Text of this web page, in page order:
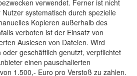
verwendet. Ferner ist nicht
systematisch durch spezielle
Kopieren außerhalb des
verboten ist der Einsatz von
Auslesen von Dateien. Wird
geschäftlich genutzt, verpflichtet
einen pauschalierten
1.500,- Euro pro Verstoß zu zahlen.